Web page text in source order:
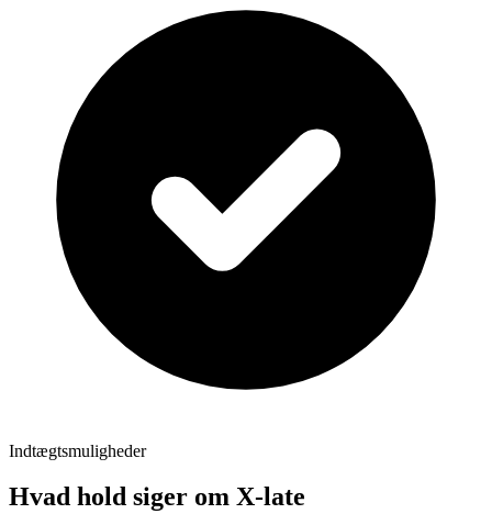
Indtægtsmuligheder
Hvad hold siger om X-late